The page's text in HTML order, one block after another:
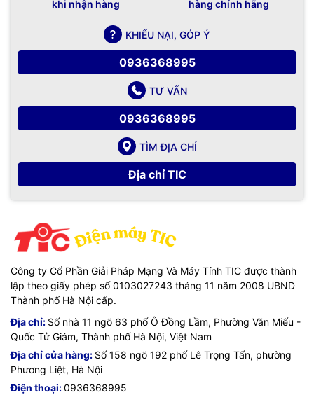
khi nhận hàng
hàng chính hãng
KHIẾU NẠI, GÓP Ý
0936368995
TƯ VẤN
0936368995
TÌM ĐỊA CHỈ
Địa chỉ TIC
Công ty Cổ Phần Giải Pháp Mạng Và Máy Tính TIC được thành
lập theo giấy phép số 0103027243 tháng 11 năm 2008 UBND
Thành phố Hà Nội cấp.
Địa chỉ: Số nhà 11 ngõ 63 phố Ô Đồng Lầm, Phường Văn Miếu -
Quốc Tử Giám, Thành phố Hà Nội, Việt Nam
Địa chỉ cửa hàng: Số 158 ngõ 192 phố Lê Trọng Tấn, phường
Phương Liệt, Hà Nội
Điện thoại:0936368995